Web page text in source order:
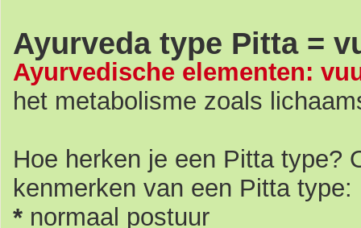
Ayurveda type Pitta =
Ayurvedische elementen:
het metabolisme zoals
Hoe herken je een Pitta type?
kenmerken van een Pitta type:
* normaal postuur